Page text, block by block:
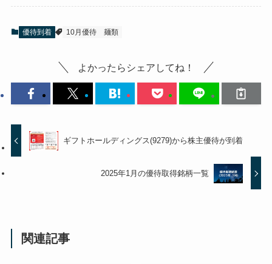
優待到着 10月優待 麺類
よかったらシェアしてね！
ギフトホールディングス(9279)から株主優待が到着
2025年1月の優待取得銘柄一覧
関連記事